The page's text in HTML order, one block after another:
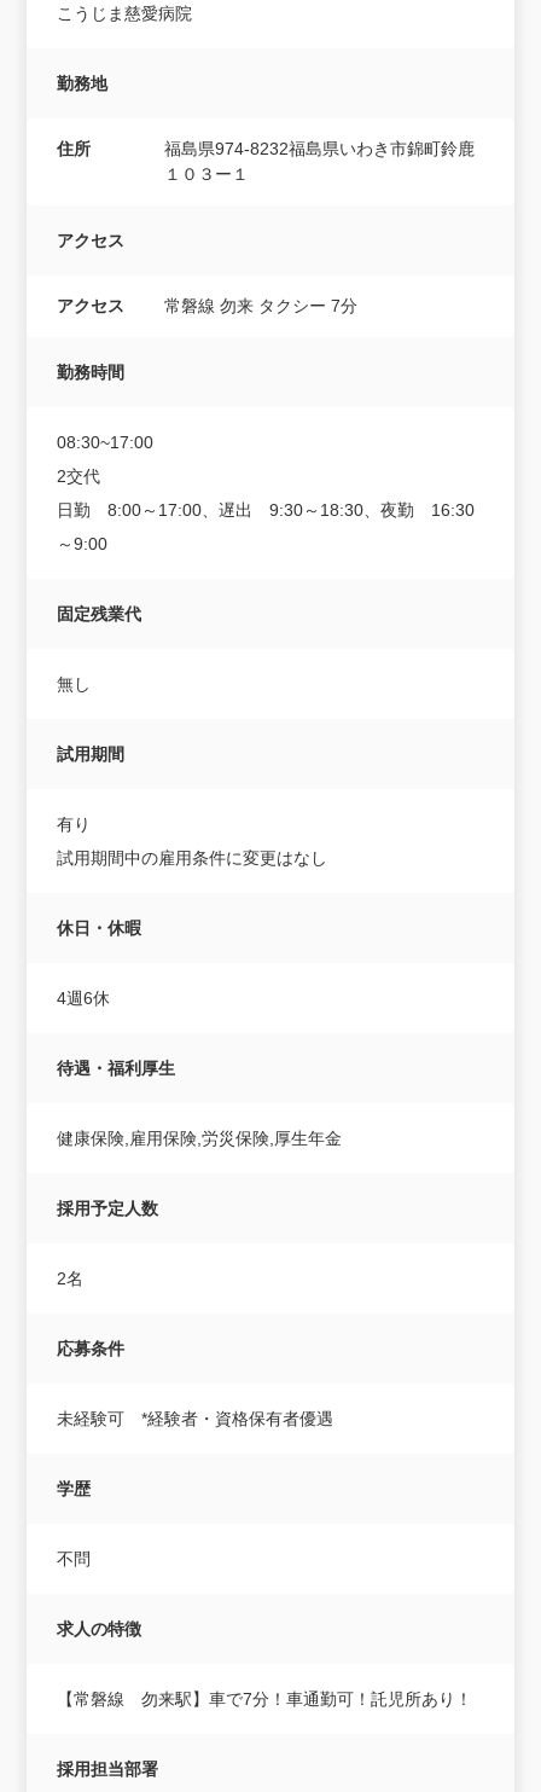
こうじま慈愛病院
勤務地
住所
福島県974-8232福島県いわき市錦町鈴鹿
１０３ー１
アクセス
アクセス 常磐線 勿来 タクシー 7分
勤務時間
08:30~17:00
2交代
日勤 8:00～17:00、遅出 9:30～18:30、夜勤 16:30
～9:00
固定残業代
無し
試用期間
有り
試用期間中の雇用条件に変更はなし
休日・休暇
4週6休
待遇・福利厚生
健康保険,雇用保険,労災保険,厚生年金
採用予定人数
2名
応募条件
未経験可 *経験者・資格保有者優遇
学歴
不問
求人の特徴
【常磐線 勿来駅】車で7分！車通勤可！託児所あり！
採用担当部署